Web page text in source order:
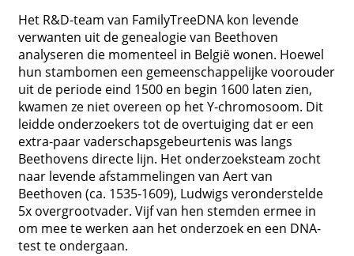
Het R&D-team van FamilyTreeDNA kon levende
verwanten uit de genealogie van Beethoven
analyseren die momenteel in België wonen. Hoewel
hun stambomen een gemeenschappelijke voorouder
uit de periode eind 1500 en begin 1600 laten zien,
kwamen ze niet overeen op het Y-chromosoom. Dit
leidde onderzoekers tot de overtuiging dat er een
extra-paar vaderschapsgebeurtenis was langs
Beethovens directe lijn. Het onderzoeksteam zocht
naar levende afstammelingen van Aert van
Beethoven (ca. 1535-1609), Ludwigs veronderstelde
5x overgrootvader. Vijf van hen stemden ermee in
om mee te werken aan het onderzoek en een DNA-
test te ondergaan.